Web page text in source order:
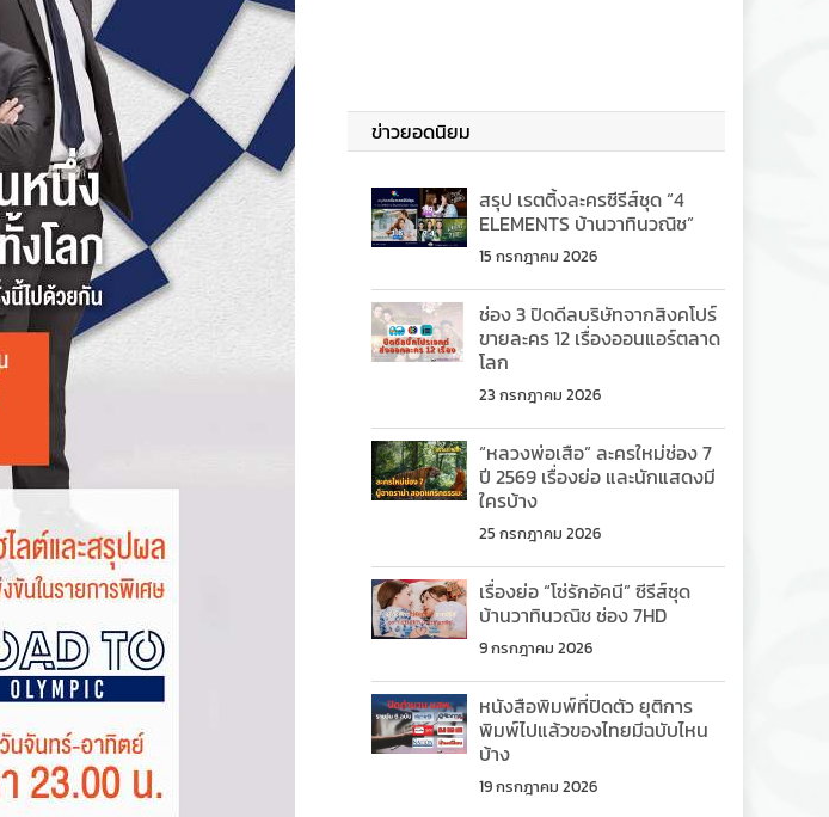
ข่าวยอดนิยม
สรุป เรตติ้งละครซีรีส์ชุด “4
ELEMENTS บ้านวาทินวณิช”
15 กรกฎาคม 2026
ช่อง 3 ปิดดีลบริษัทจากสิงคโปร์
ขายละคร 12 เรื่องออนแอร์ตลาด
โลก
23 กรกฎาคม 2026
“หลวงพ่อเสือ” ละครใหม่ช่อง 7
ปี 2569 เรื่องย่อ และนักแสดงมี
ใครบ้าง
25 กรกฎาคม 2026
เรื่องย่อ “โซ่รักอัคนี” ซีรีส์ชุด
บ้านวาทินวณิช ช่อง 7HD
9 กรกฎาคม 2026
หนังสือพิมพ์ที่ปิดตัว ยุติการ
พิมพ์ไปแล้วของไทยมีฉบับไหน
บ้าง
19 กรกฎาคม 2026